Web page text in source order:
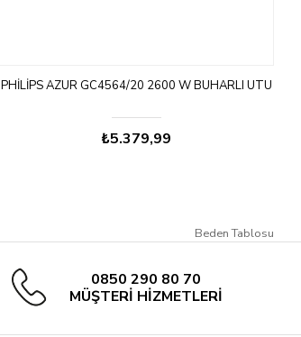
PHILIPS AZUR GC4564/20 2600 W BUHARLI ÜTÜ
₺5.379,99
Beden Tablosu
0850 290 80 70
MÜŞTERİ HİZMETLERİ